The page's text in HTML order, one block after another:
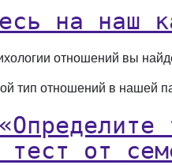
на наш
отношений вы
тип отношений в нашей
тест от